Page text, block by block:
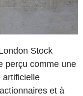
Stock
perçu comme une
artificielle
et à